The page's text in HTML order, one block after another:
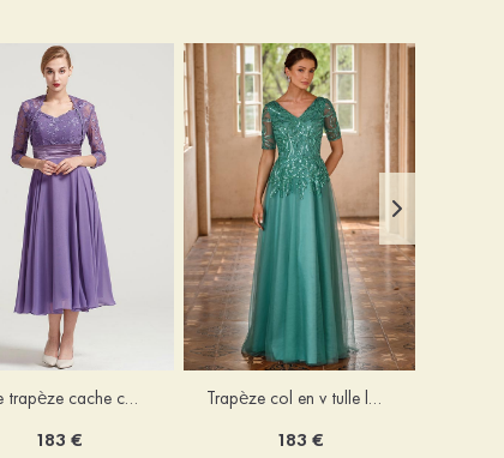
Robe trapèze cache cœur mousseline longueur mollet robe de mère de la mariée avec plissé veste
183 €
Trapèze col en v tulle longueur ras du sol robe de mère de la mariée avec perles paillettes
183 €